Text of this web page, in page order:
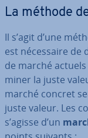
La méthode
Il s’agit d’une
est né­ces­saire de
de marché
mi­ner la juste
marché concret
juste valeur. Les
s’agisse d’un